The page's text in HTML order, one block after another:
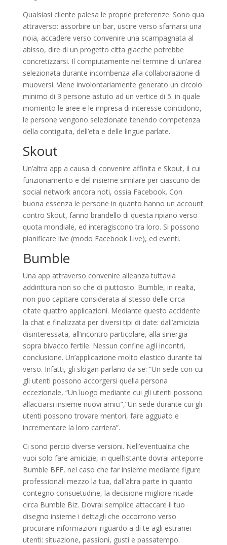
Qualsiasi cliente palesa le proprie preferenze. Sono qua
attraverso: assorbire un bar, uscire verso sfamarsi una
noia, accadere verso convenire una scampagnata al
abisso, dire di un progetto citta giacche potrebbe
concretizzarsi. Il compiutamente nel termine di un’area
selezionata durante incombenza alla collaborazione di
muoversi. Viene involontariamente generato un circolo
minimo di 3 persone astuto ad un vertice di 5. in quale
momento le aree e le impresa di interesse coincidono,
le persone vengono selezionate tenendo competenza
della contiguita, dell’eta e delle lingue parlate.
Skout
Un’altra app a causa di convenire affinita e Skout, il cui
funzionamento e del insieme similare per ciascuno dei
social network ancora noti, ossia Facebook. Con
buona essenza le persone in quanto hanno un account
contro Skout, fanno brandello di questa ripiano verso
quota mondiale, ed interagiscono tra loro. Si possono
pianificare live (modo Facebook Live), ed eventi.
Bumble
Una app attraverso convenire alleanza tuttavia
addirittura non so che di piuttosto. Bumble, in realta,
non puo capitare considerata al stesso delle circa
citate quattro applicazioni. Mediante questo accidente
la chat e finalizzata per diversi tipi di date: dall’amicizia
disinteressata, all’incontro particolare, alla sinergia
sopra bivacco fertile. Nessun confine agli incontri,
conclusione. Un’applicazione molto elastico durante tal
verso. Infatti, gli slogan parlano da se: “Un sede con cui
gli utenti possono accorgersi quella persona
eccezionale, “Un luogo mediante cui gli utenti possono
allacciarsi insieme nuovi amici”,”Un sede durante cui gli
utenti possono trovare mentori, fare agguato e
incrementare la loro carriera”.
Ci sono percio diverse versioni. Nell’eventualita che
vuoi solo fare amicizie, in quell’istante dovrai anteporre
Bumble BFF, nel caso che far insieme mediante figure
professionali mezzo la tua, dall’altra parte in quanto
contegno consuetudine, la decisione migliore ricade
circa Bumble Biz. Dovrai semplice attaccare il tuo
disegno insieme i dettagli che occorrono verso
procurare informazioni riguardo a di te agli estranei
utenti: situazione, passioni, gusti e passatempo.